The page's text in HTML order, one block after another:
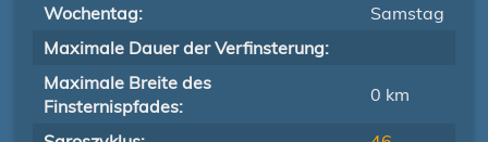
Wochentag:
Samstag
Maximale Dauer der Verfinsterung:
Maximale Breite des
Finsternispfades:
0 km